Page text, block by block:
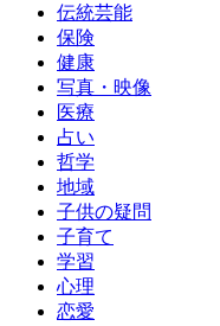
伝統芸能
保険
健康
写真・映像
医療
占い
哲学
地域
子供の疑問
子育て
学習
心理
恋愛